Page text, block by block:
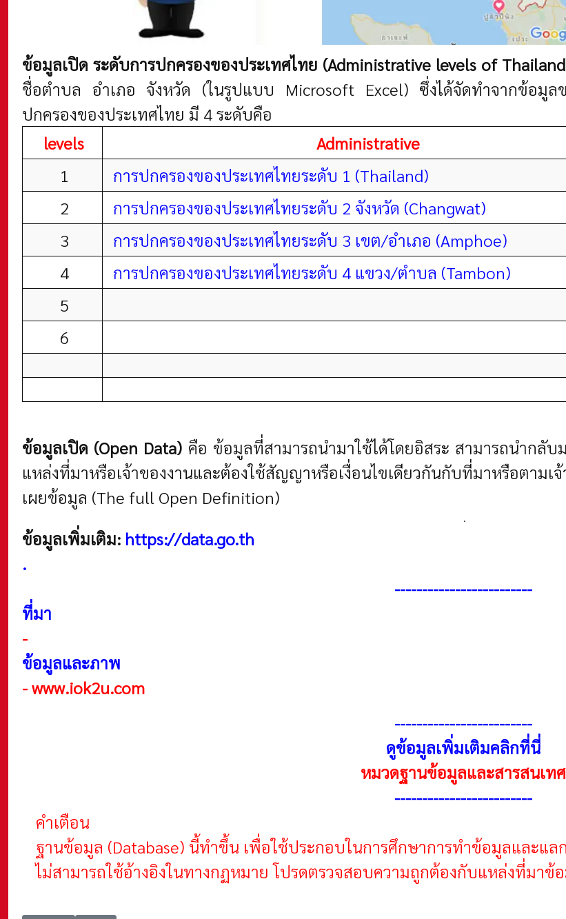
ข้อมูลเปิด ระดับการปกครองของประเทศไทย (Administrative levels of
ชื่อตำบล อำเภอ จังหวัด (ในรูปแบบ Microsoft Excel) ซึ่งได้จัดทำจากข้อมูลข
ปกครองของประเทศไทย มี 4 ระดับคือ
levels
Administrative
1
การปกครองของประเทศไทยระดับ 1 (Thailand)
2
การปกครองของประเทศไทยระดับ 2 จังหวัด (Changwat)
3
การปกครองของประเทศไทยระดับ 3 เขต/อำเภอ (Amphoe)
4
การปกครองของประเทศไทยระดับ 4 แขวง/ตำบล (Tambon)
5
6
ข้อมูลเปิด (Open Data) คือ ข้อมูลที่สามารถนำมาใช้ได้โดยอิสระ สามารถนำกลับ
แหล่งที่มาหรือเจ้าของงานและต้องใช้สัญญาหรือเงื่อนไขเดียวกันกับที่มาหรือตาม
เผยข้อมูล (The full Open Definition)
.
ข้อมูลเพิ่มเติม: https://data.go.th
.
-------------------------
ที่มา
-
ข้อมูลและภาพ
-www.iok2u.com
-------------------------
ดูข้อมูลเพิ่มเติมคลิกที่นี่
หมวดฐานข้อมูลและสารสนเทศ
-------------------------
คำเตือน
ฐานข้อมูล (Database) นี้ทำขึ้น เพื่อใช้ประกอบในการศึกษาการทำข้อมูลและแ
ไม่สามารถใช้อ้างอิงในทางกฏหมาย โปรดตรวจสอบความถูกต้องกับแหล่งที่มาข้